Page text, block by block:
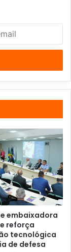
embaixadora
reforça
tecnológica
de defesa